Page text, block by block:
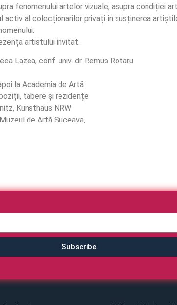
fenomenului artelor vizuale, asupra condiției
al colecționarilor privați în susținerea
artistului invitat.
Lazea, conf. univ. dr. Remus Rotaru
la Academia de Artă
tabere și rezidențe
Kunsthaus NRW
de Artă Suceava,
Subscribe